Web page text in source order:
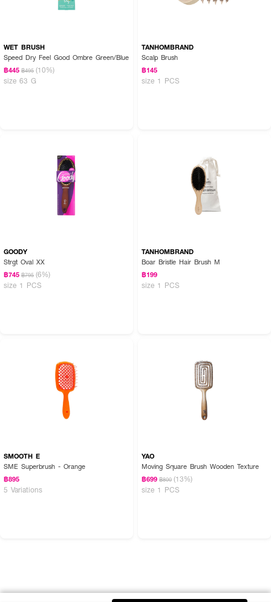
WET BRUSH
Speed Dry Feel Good Ombre Green/Blue
฿445 ฿495 (10%)
size 63 G
TANHOMBRAND
Scalp Brush
฿145
size 1 PCS
GOODY
Strgt Oval XX
฿745 ฿795 (6%)
size 1 PCS
TANHOMBRAND
Boar Bristle Hair Brush M
฿199
size 1 PCS
SMOOTH E
SME Superbrush - Orange
฿895
5 Variations
YAO
Moving Square Brush Wooden Texture
฿699 ฿800 (13%)
size 1 PCS